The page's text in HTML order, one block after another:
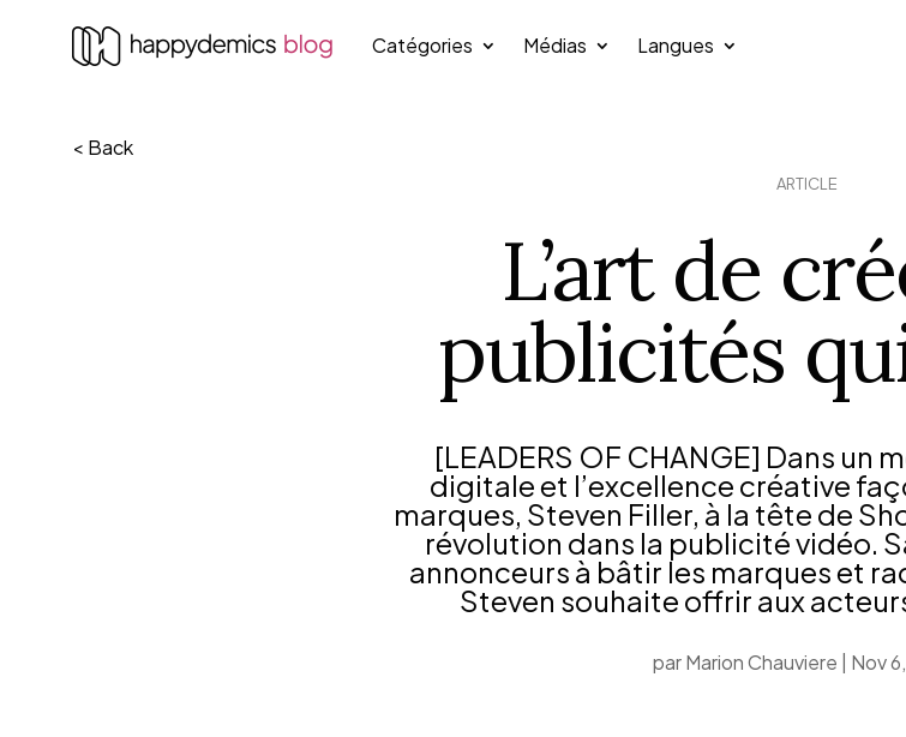
Catégories Médias Langues
< Back
ARTICLE
L’art de
publicités
[LEADERS OF CHANGE] Dans un
digitale et l’excellence créative
marques, Steven Filler, à la tête de
révolution dans la publicité vidéo.
annonceurs à bâtir les marques et
Steven souhaite offrir aux
parMarion Chauviere Nov